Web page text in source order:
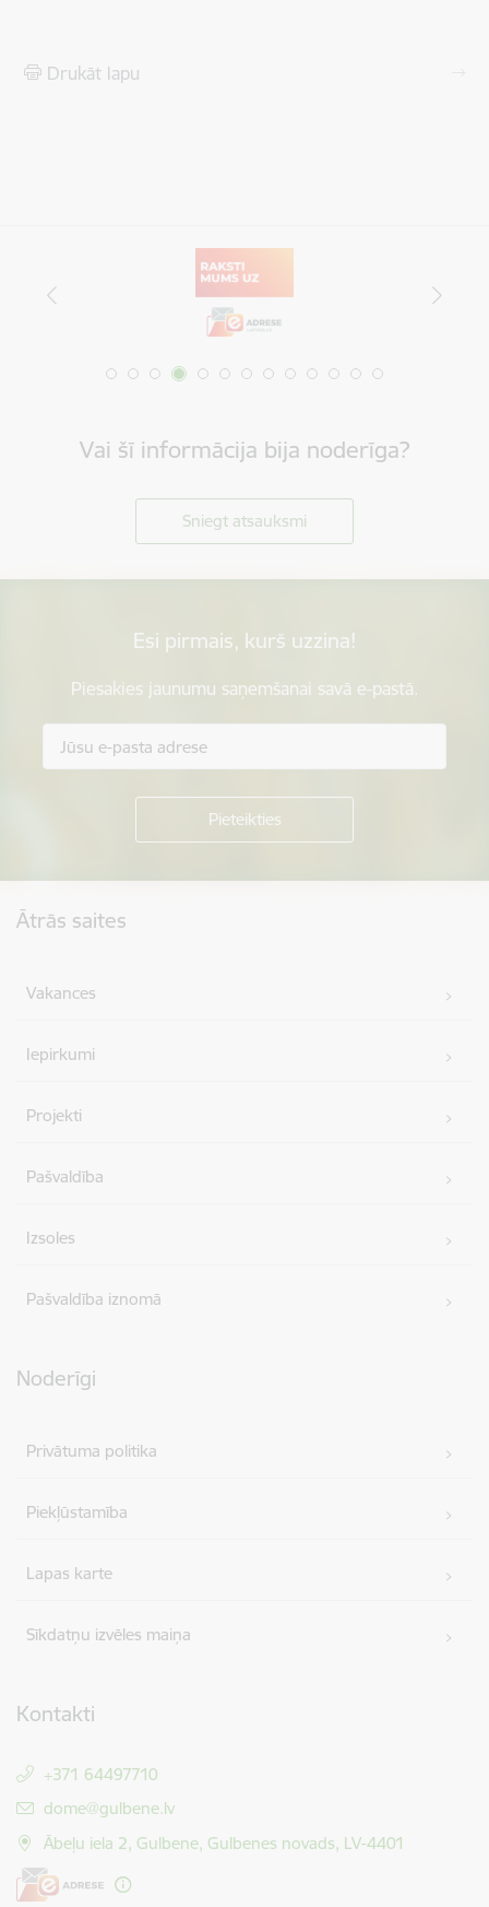
Drukāt lapu
Vai šī informācija bija noderīga?
Sniegt atsauksmi
Esi pirmais, kurš uzzina!
Piesakies jaunumu saņemšanai savā e-pastā.
Ātrās saites
Vakances
Iepirkumi
Projekti
Pašvaldība
Izsoles
Pašvaldība iznomā
Noderīgi
Privātuma politika
Piekļūstamība
Lapas karte
Sīkdatņu izvēles maiņa
Kontakti
+371 64497710
E-pasts:
dome@gulbene.lv
Ābeļu iela 2, Gulbene, Gulbenes novads, LV-4401